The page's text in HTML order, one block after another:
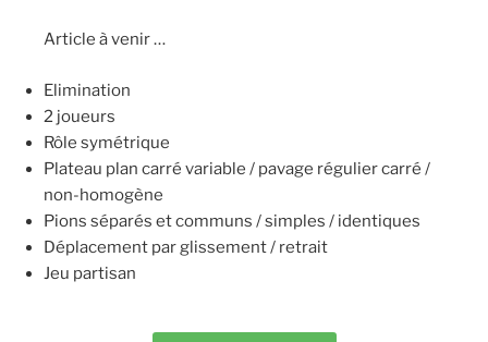
Article à venir …
Elimination
2 joueurs
Rôle symétrique
Plateau plan carré variable / pavage régulier carré /
non-homogène
Pions séparés et communs / simples / identiques
Déplacement par glissement / retrait
Jeu partisan